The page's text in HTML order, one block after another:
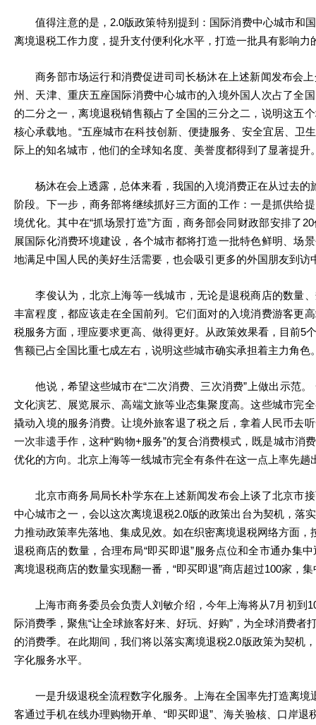
值得注意的是，2.0版政策特别提到：国际消费中心城市和
离境退税工作力度，提升支付便利化水平，打造一批具有影响力
商务部市场运行和消费促进司司长杨沐在上述新闻发布会上
州、天津、重庆五座国际消费中心城市的入境外国人次占了全
的二分之一，离境退税销售额占了全国的三分之二，说明这五
核心承载地。“五座城市在科技创新、便捷服务、安全宜居、卫
际上的知名城市，他们的全球知名度、美誉度都得到了显著提升
杨沐在会上透露，总体来看，我国的入境消费正在从过去的
阶段。下一步，商务部将继续抓好三方面的工作：一是抓供给
境优化。其中在“抓场景打造”方面，商务部会同财政部安排了
展国际化消费环境建设，各个城市都将打造一批特色鲜明、场
地满足中国人民的美好生活需要，也会吸引更多的外国朋友到访
李俊认为，北京上海等一线城市，无论是退税商店的数量、
丰富程度，都应该走在全国前列。它们面对的入境消费游客更
税服务方面，理应要求更高、做得更好。从政策效果看，目前5
售额已占全国比重七成左右，说明这些城市确实承担着主力角色
他说，希望这些城市在“二次消费、三次消费”上做出示范。
文化演艺、展览展示、高端文旅等业态集聚度高。这些城市完
撬动入境的服务消费。让境外旅客退了税之后，拿着人民币去
一次非遗手作，这种“购物+服务”的复合消费模式，既是城市消
优化的方向。北京上海等一线城市完全有条件在这一点上率先趟
北京市商务局局长朴学东在上述新闻发布会上谈了北京市接
中心城市之一，会以这次离境退税2.0版的政策出台为契机，落
力推动政策率先落地、集成见效。如在织密离境退税网络方面，
退税商店的数量，合理布局“即买即退”服务点位和全市通办集
离境退税商店的数量实现翻一番，“即买即退”商店超过100家，
上海市商务委员会负责人刘敏介绍，今年上海将从7月初到10
际消费季，聚焦“让全球旅客好来、好玩、好购”，为全球消费者
的消费季。在此期间，我们将以落实离境退税2.0版政策为契机
字化服务水平。
一是升级退税全流程数字化服务。上海在全国率先打造离境
客通过手机在线办理购物开单、“即买即退”、海关验核、口岸退